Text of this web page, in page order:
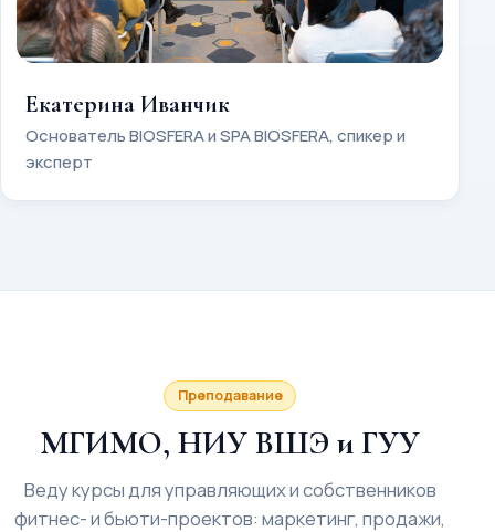
Екатерина Иванчик
Основатель BIOSFERA и SPA BIOSFERA, спикер и
эксперт
Преподавание
МГИМО, НИУ ВШЭ и ГУУ
Веду курсы для управляющих и собственников
фитнес- и бьюти-проектов: маркетинг, продажи,